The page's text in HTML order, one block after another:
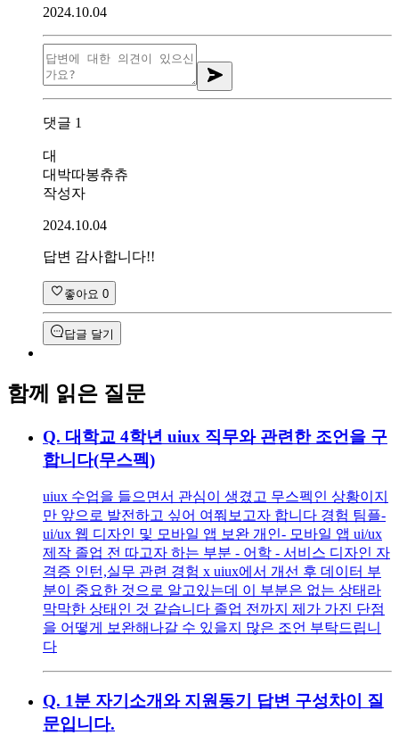
2024.10.04
댓글 1
대
대박따봉츄츄
작성자
2024.10.04
답변 감사합니다!!
좋아요 0
답글 달기
함께 읽은 질문
Q. 대학교 4학년 uiux 직무와 관련한 조언을 구
합니다(무스펙)
uiux 수업을 들으면서 관심이 생겼고 무스펙인 상황이지
만 앞으로 발전하고 싶어 여쭤보고자 합니다 경험 팀플-
ui/ux 웹 디자인 및 모바일 앱 보완 개인- 모바일 앱 ui/ux
제작 졸업 전 따고자 하는 부분 - 어학 - 서비스 디자인 자
격증 인턴,실무 관련 경험 x uiux에서 개선 후 데이터 부
분이 중요한 것으로 알고있는데 이 부분은 없는 상태라
막막한 상태인 것 같습니다 졸업 전까지 제가 가진 단점
을 어떻게 보완해나갈 수 있을지 많은 조언 부탁드립니
다
Q. 1분 자기소개와 지원동기 답변 구성차이 질
문입니다.